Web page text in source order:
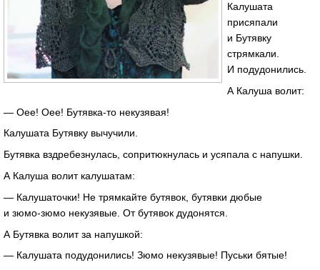
Калушата
присяпали
и Бутявку
стрямкали.
И подудонились.
А Калуша волит:
— Оее! Оее! Бутявка-то некузявая!
Калушата Бутявку вычучили.
Бутявка вздребезнулась, сопритюкнулась и усяпала с напушки.
А Калуша волит калушатам:
— Калушаточки! Не трямкайте бутявок, бутявки дюбые
и зюмо-зюмо некузявые. От бутявок дудонятся.
А Бутявка волит за напушкой:
— Калушата подудонились! Зюмо некузявые! Пуськи бятые!